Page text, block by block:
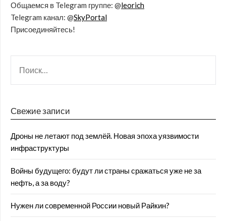
Общаемся в Telegram группе: @leorich
Telegram канал: @SkyPortal
Присоединяйтесь!
Свежие записи
Дроны не летают под землёй. Новая эпоха уязвимости
инфраструктуры
Войны будущего: будут ли страны сражаться уже не за
нефть, а за воду?
Нужен ли современной России новый Райкин?